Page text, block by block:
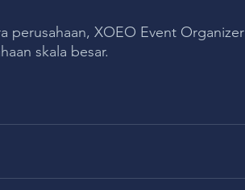
perusahaan, XOEO Event Organizer
skala besar.